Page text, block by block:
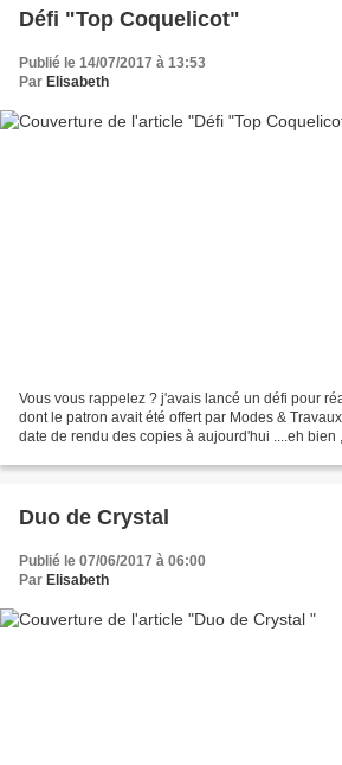
Défi "Top Coquelicot"
Publié le 14/07/2017 à 13:53
Par Elisabeth
Vous vous rappelez ? j'avais lancé un défi pour
dont le patron avait été offert par Modes &
date de rendu des copies à aujourd'hui ....eh
Duo de Crystal
Publié le 07/06/2017 à 06:00
Par Elisabeth